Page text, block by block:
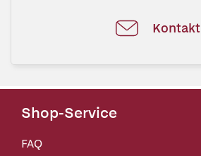
Kontakt
Shop-Service
FAQ